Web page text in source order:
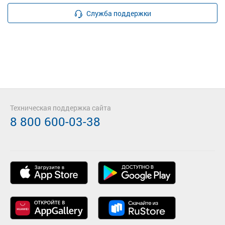
Служба поддержки
Техническая поддержка сайта
8 800 600-03-38